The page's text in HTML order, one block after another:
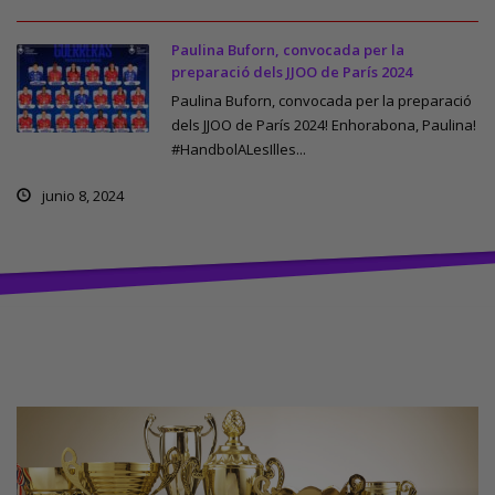
Paulina Buforn, convocada per la
preparació dels JJOO de París 2024
Paulina Buforn, convocada per la preparació
dels JJOO de París 2024! Enhorabona, Paulina!
#HandbolALesIlles...
junio 8, 2024